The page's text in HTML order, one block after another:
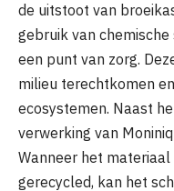
de uitstoot van
gebruik van
een punt van zorg.
milieu terechtkomen
ecosystemen. Naast
verwerking van
Wanneer het
gerecycled, kan het